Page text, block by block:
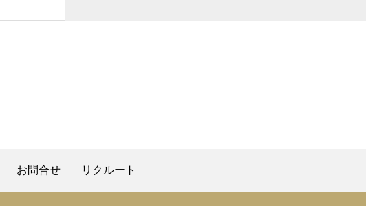
お問合せ リクルート